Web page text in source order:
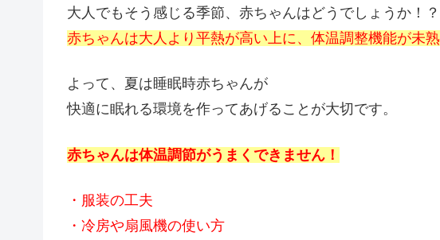
大人でもそう感じる季節、赤ちゃんはどうでしょうか！？
赤ちゃんは大人より平熱が高い上に、体温調整機能が未熟
よって、夏は睡眠時赤ちゃんが
快適に眠れる環境を作ってあげることが大切です。
赤ちゃんは体温調節がうまくできません！
・服装の工夫
・冷房や扇風機の使い方